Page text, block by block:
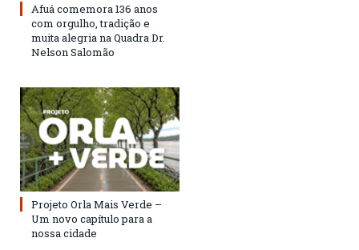
Afuá comemora 136 anos
com orgulho, tradição e
muita alegria na Quadra Dr.
Nelson Salomão
Projeto Orla Mais Verde –
Um novo capítulo para a
nossa cidade